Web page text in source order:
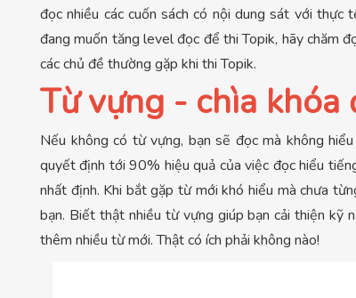
đọc nhiều các cuốn sách có nội dung sát với thực
đang muốn tăng level đọc để thi Topik, hãy chăm
các chủ đề thường gặp khi thi Topik.
Từ vựng - chìa khóa
Nếu không có từ vựng, bạn sẽ đọc mà không
quyết định tới 90% hiệu quả của việc đọc hiểu
nhất định. Khi bắt gặp từ mới khó hiểu mà chưa
bạn. Biết thật nhiều từ vựng giúp bạn cải thiện kỹ
thêm nhiều từ mới. Thật có ích phải không nào!